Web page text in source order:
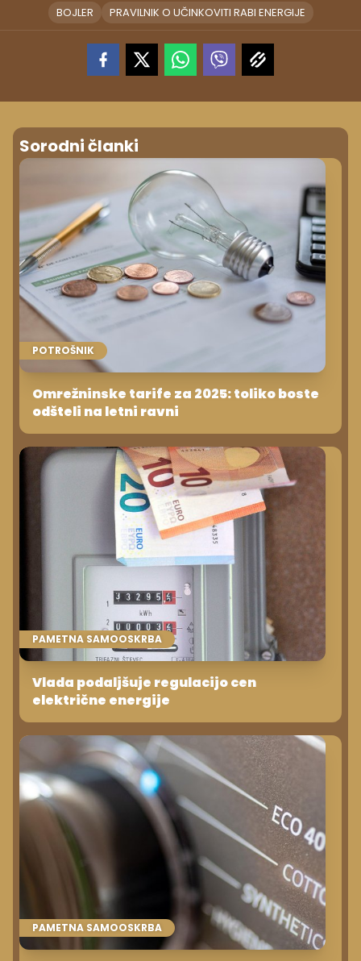
BOJLER PRAVILNIK O UČINKOVITI RABI ENERGIJE
Sorodni članki
POTROŠNIK
Omrežninske tarife za 2025: toliko boste
odšteli na letni ravni
PAMETNA SAMOOSKRBA
Vlada podaljšuje regulacijo cen
električne energije
PAMETNA SAMOOSKRBA